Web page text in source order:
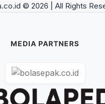
© 2026 | All Rights
MEDIA PARTNERS